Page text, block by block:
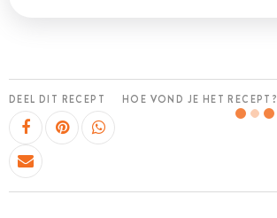
DEEL DIT RECEPT HOE VOND JE HET RECEPT?